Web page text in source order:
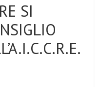
SI